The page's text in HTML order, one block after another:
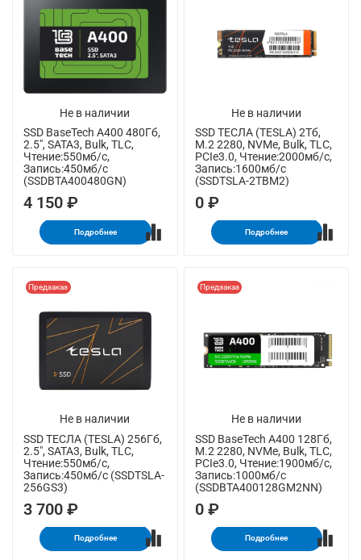
Не в наличии
SSD BaseTech A400 480Гб,
2.5", SATA3, Bulk, TLC,
Чтение:550мб/с,
Запись:450мб/с
(SSDBTA400480GN)
4 150 ₽
Подробнее
Не в наличии
SSD ТЕСЛА (TESLA) 2Тб,
M.2 2280, NVMe, Bulk, TLC,
PCIe3.0, Чтение:2000мб/с,
Запись:1600мб/с
(SSDTSLA-2TBM2)
0 ₽
Подробнее
Не в наличии
Предзаказ
SSD ТЕСЛА (TESLA) 256Гб,
2.5", SATA3, Bulk, TLC,
Чтение:550мб/с,
Запись:450мб/с (SSDTSLA-
256GS3)
3 700 ₽
Подробнее
Не в наличии
Предзаказ
SSD BaseTech A400 128Гб,
M.2 2280, NVMe, Bulk, TLC,
PCIe3.0, Чтение:1900мб/с,
Запись:1000мб/с
(SSDBTA400128GM2NN)
0 ₽
Подробнее